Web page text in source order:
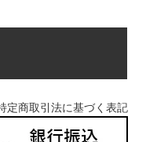
定商取引法に基づく表記